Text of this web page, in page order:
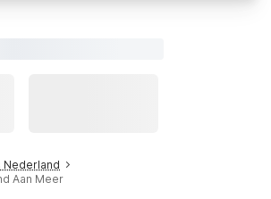
Nederland
Aan Meer